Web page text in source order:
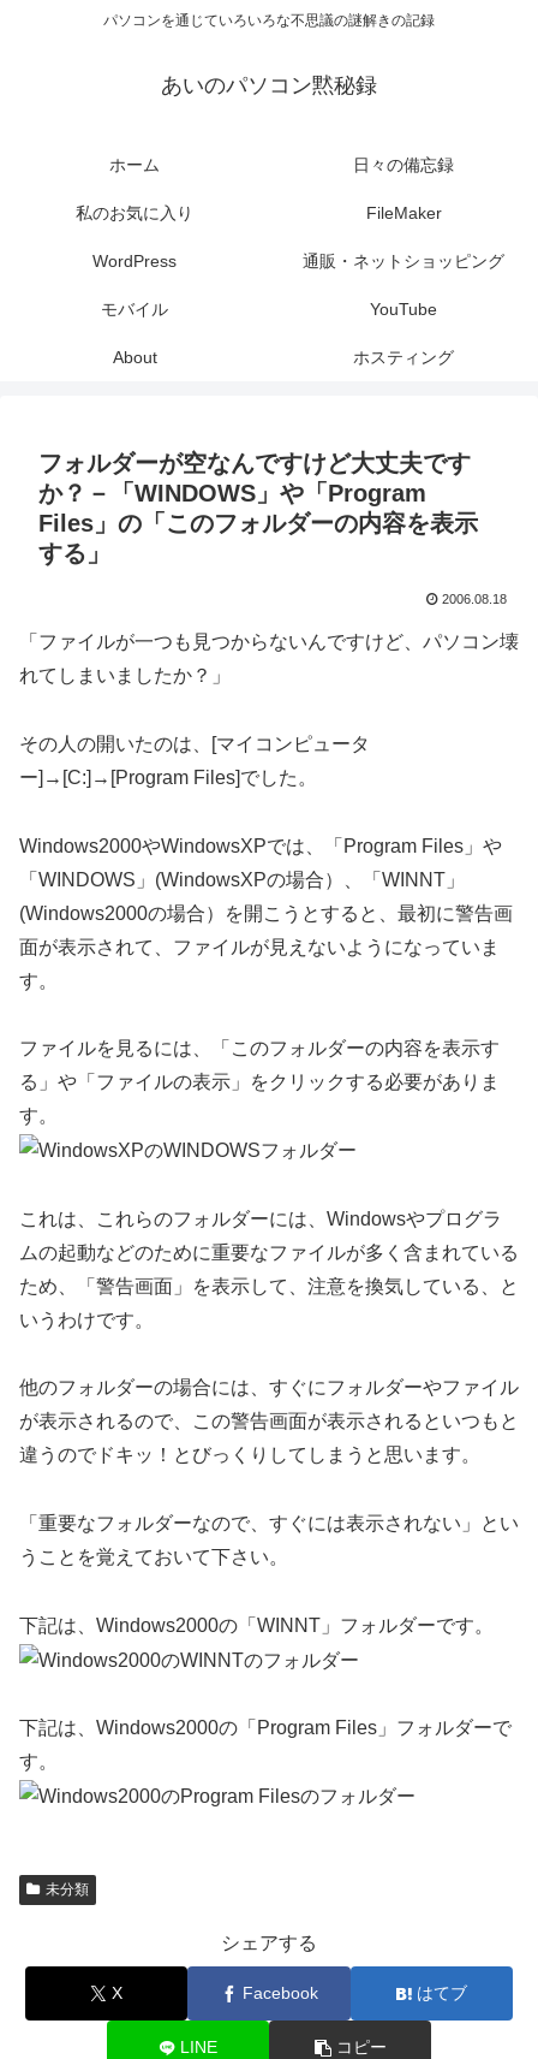
パソコンを通じていろいろな不思議の謎解きの記録
あいのパソコン黙秘録
ホーム 日々の備忘録
私のお気に入り FileMaker
WordPress 通販・ネットショッピング
モバイル YouTube
About ホスティング
フォルダーが空なんですけど大丈夫です
か？－「WINDOWS」や「Program
Files」の「このフォルダーの内容を表示
する」
2006.08.18
「ファイルが一つも見つからないんですけど、パソコン壊
れてしまいましたか？」
その人の開いたのは、[マイコンピュータ
ー]→[C:]→[Program Files]でした。
Windows2000やWindowsXPでは、「Program Files」や
「WINDOWS」(WindowsXPの場合）、「WINNT」
(Windows2000の場合）を開こうとすると、最初に警告画
面が表示されて、ファイルが見えないようになっていま
す。
ファイルを見るには、「このフォルダーの内容を表示す
る」や「ファイルの表示」をクリックする必要がありま
す。
これは、これらのフォルダーには、Windowsやプログラ
ムの起動などのために重要なファイルが多く含まれている
ため、「警告画面」を表示して、注意を換気している、と
いうわけです。
他のフォルダーの場合には、すぐにフォルダーやファイル
が表示されるので、この警告画面が表示されるといつもと
違うのでドキッ！とびっくりしてしまうと思います。
「重要なフォルダーなので、すぐには表示されない」とい
うことを覚えておいて下さい。
下記は、Windows2000の「WINNT」フォルダーです。
下記は、Windows2000の「Program Files」フォルダーで
す。
未分類
シェアする
X Facebook はてブ
LINE コピー